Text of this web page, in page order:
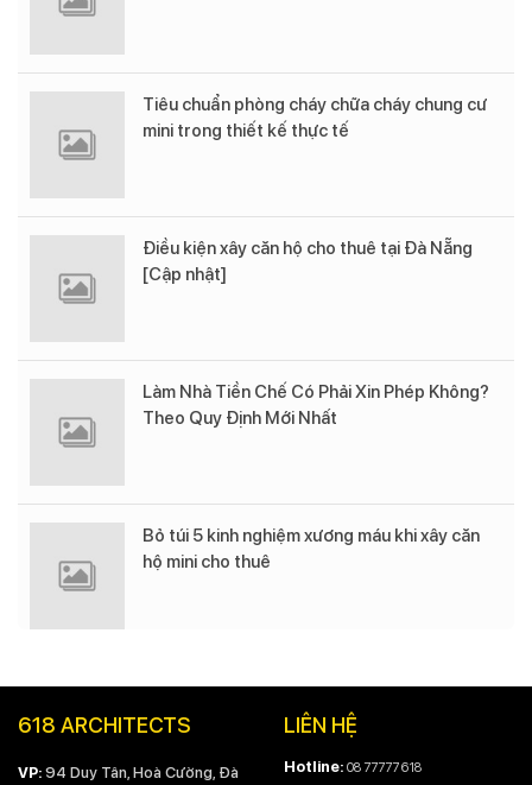
Tiêu chuẩn phòng cháy chữa cháy chung cư
mini trong thiết kế thực tế
Điều kiện xây căn hộ cho thuê tại Đà Nẵng
[Cập nhật]
Làm Nhà Tiền Chế Có Phải Xin Phép Không?
Theo Quy Định Mới Nhất
Bỏ túi 5 kinh nghiệm xương máu khi xây căn
hộ mini cho thuê
618 ARCHITECTS
VP: 94 Duy Tân, Hoà Cường, Đà
LIÊN HỆ
Hotline: 08 77777 618